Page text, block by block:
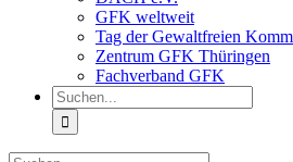
GFK weltweit
Tag der Gewaltfreien
Zentrum GFK Thüringen
Fachverband GFK
Suche
nach: